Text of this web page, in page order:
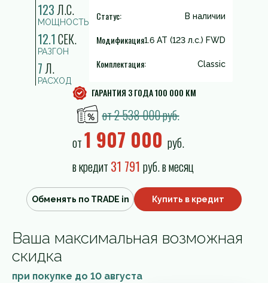
123Л.С.
МОЩНОСТЬ
12.1СЕК.
РАЗГОН
7Л.
РАСХОД
Статус: В наличии
Модификация1.6 AT (123 л.с.) FWD
Комплектация: Classic
ГАРАНТИЯ 3 ГОДА 100 000 КМ
от 2 538 000 руб.
от1 907 000 руб.
в кредит 31 791 руб. в месяц
Обменять по TRADE in Купить в кредит
Ваша максимальная возможная
скидка
при покупке до 10 августа